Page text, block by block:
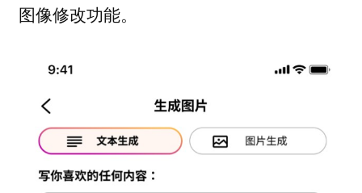
图像修改功能。